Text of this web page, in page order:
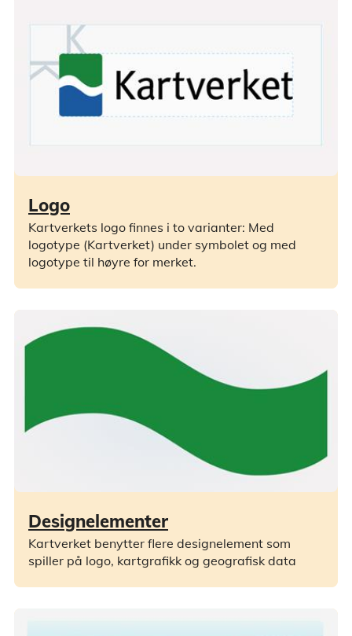
Logo
Kartverkets logo finnes i to varianter: Med
logotype (Kartverket) under symbolet og med
logotype til høyre for merket.
Designelementer
Kartverket benytter flere designelement som
spiller på logo, kartgrafikk og geografisk data